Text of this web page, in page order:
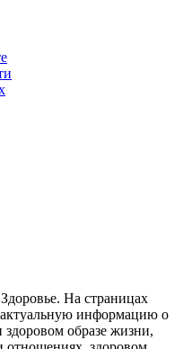
На страницах
информацию о
здоровом образе жизни,